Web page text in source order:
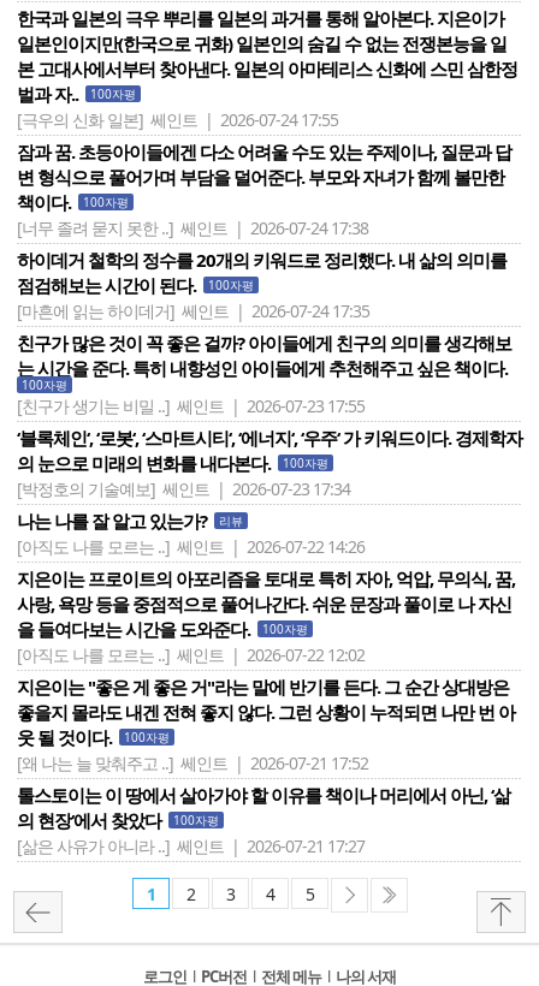
한국과 일본의 극우 뿌리를 일본의 과거를 통해 알아본다. 지은이가
일본인이지만(한국으로 귀화) 일본인의 숨길 수 없는 전쟁본능을 일
본 고대사에서부터 찾아낸다. 일본의 아마테리스 신화에 스민 삼한정
벌과 자..
100자평
[극우의 신화 일본] 쎄인트 | 2026-07-24 17:55
잠과 꿈. 초등아이들에겐 다소 어려울 수도 있는 주제이나, 질문과 답
변 형식으로 풀어가며 부담을 덜어준다. 부모와 자녀가 함께 볼만한
책이다.
100자평
[너무 졸려 묻지 못한 ..] 쎄인트 | 2026-07-24 17:38
하이데거 철학의 정수를 20개의 키워드로 정리했다. 내 삶의 의미를
점검해보는 시간이 된다.
100자평
[마흔에 읽는 하이데거] 쎄인트 | 2026-07-24 17:35
친구가 많은 것이 꼭 좋은 걸까? 아이들에게 친구의 의미를 생각해보
는 시간을 준다. 특히 내향성인 아이들에게 추천해주고 싶은 책이다.
100자평
[친구가 생기는 비밀 ..] 쎄인트 | 2026-07-23 17:55
‘블록체인‘, ‘로봇‘, ‘스마트시티‘, ‘에너지‘, ‘우주‘ 가 키워드이다. 경제학자
의 눈으로 미래의 변화를 내다본다.
100자평
[박정호의 기술예보] 쎄인트 | 2026-07-23 17:34
나는 나를 잘 알고 있는가? 리뷰
[아직도 나를 모르는 ..] 쎄인트 | 2026-07-22 14:26
지은이는 프로이트의 아포리즘을 토대로 특히 자아, 억압, 무의식, 꿈,
사랑, 욕망 등을 중점적으로 풀어나간다. 쉬운 문장과 풀이로 나 자신
을 들여다보는 시간을 도와준다.
100자평
[아직도 나를 모르는 ..] 쎄인트 | 2026-07-22 12:02
지은이는 "좋은 게 좋은 거"라는 말에 반기를 든다. 그 순간 상대방은
좋을지 몰라도 내겐 전혀 좋지 않다. 그런 상황이 누적되면 나만 번 아
웃 될 것이다.
100자평
[왜 나는 늘 맞춰주고 ..] 쎄인트 | 2026-07-21 17:52
톨스토이는 이 땅에서 살아가야 할 이유를 책이나 머리에서 아닌, ‘삶
의 현장‘에서 찾았다
100자평
[삶은 사유가 아니라 ..] 쎄인트 | 2026-07-21 17:27
1 2 3 4 5
로그인 l PC버전 l 전체 메뉴 l 나의 서재